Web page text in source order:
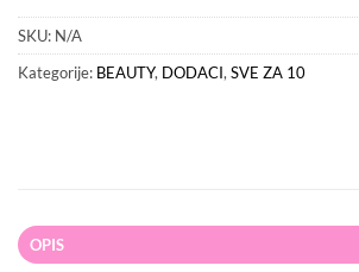
SKU: N/A
Kategorije: BEAUTY, DODACI,SVE ZA 10
OPIS